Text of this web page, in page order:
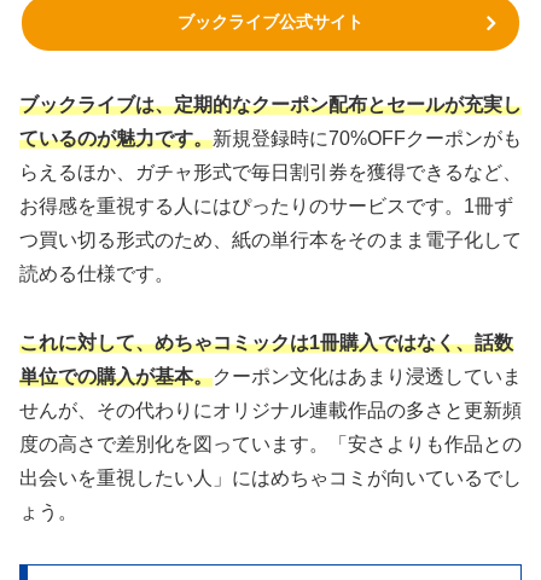
ブックライブ公式サイト
ブックライブは、定期的なクーポン配布とセールが充実し
ているのが魅力です。新規登録時に70%OFFクーポンがも
らえるほか、ガチャ形式で毎日割引券を獲得できるなど、
お得感を重視する人にはぴったりのサービスです。1冊ず
つ買い切る形式のため、紙の単行本をそのまま電子化して
読める仕様です。
これに対して、めちゃコミックは1冊購入ではなく、話数
単位での購入が基本。クーポン文化はあまり浸透していま
せんが、その代わりにオリジナル連載作品の多さと更新頻
度の高さで差別化を図っています。「安さよりも作品との
出会いを重視したい人」にはめちゃコミが向いているでし
ょう。